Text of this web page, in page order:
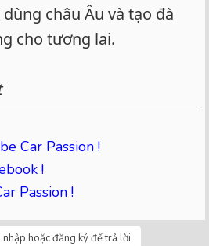
châu Âu và tạo đà
cho tương lai.
Car Passion !
!
Passion !
hoặc đăng ký để trả lời.